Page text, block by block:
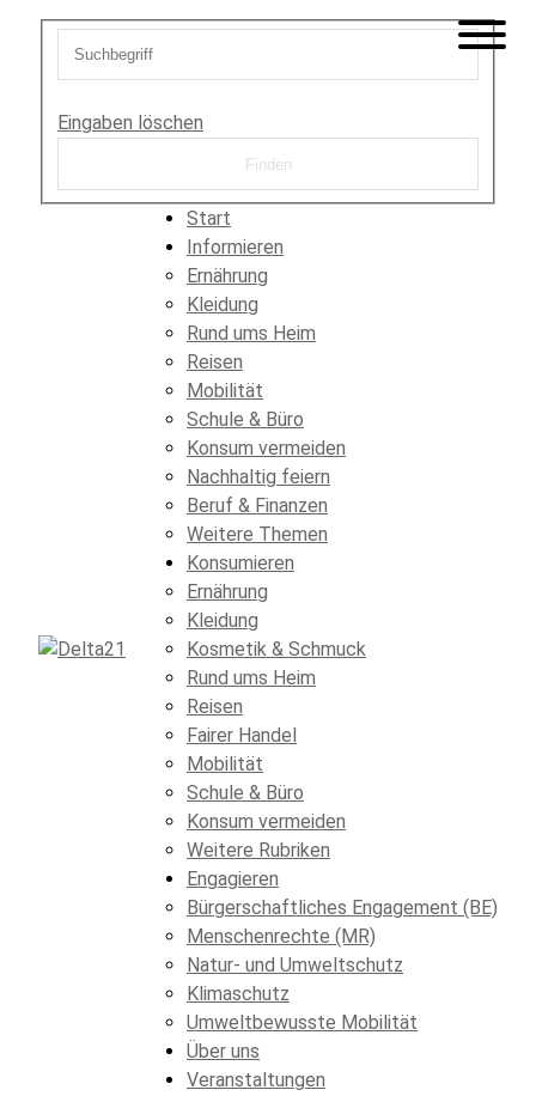
Eingaben löschen
Start
Informieren
Ernährung
Kleidung
Rund ums Heim
Reisen
Mobilität
Schule & Büro
Konsum vermeiden
Nachhaltig feiern
Beruf & Finanzen
Weitere Themen
Konsumieren
Ernährung
Kleidung
Kosmetik & Schmuck
Rund ums Heim
Reisen
Fairer Handel
Mobilität
Schule & Büro
Konsum vermeiden
Weitere Rubriken
Engagieren
Bürgerschaftliches Engagement (BE)
Menschenrechte (MR)
Natur- und Umweltschutz
Klimaschutz
Umweltbewusste Mobilität
Über uns
Veranstaltungen